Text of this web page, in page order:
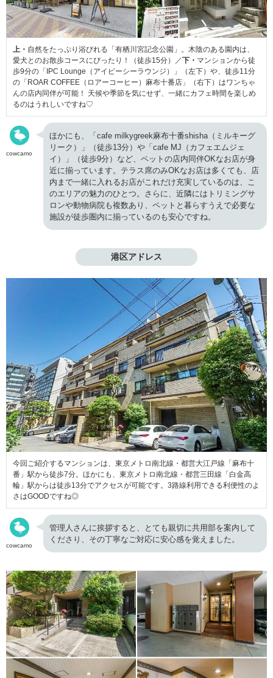
上・ 自然をたっぷり浴びれる「有栖川宮記念公園」。木陰のある園内は、
愛犬とのお散歩コースにぴったり！（徒歩15分）／下・ マンションから徒
歩9分の「IPC Lounge（アイピーシーラウンジ）」（左下）や、徒歩11分
の「ROAR COFFEE（ロアーコーヒー）麻布十番店」（右下）はワンちゃ
んの店内同伴が可能！ 天候や季節を気にせず、一緒にカフェ時間を楽しめ
るのはうれしいですね♡
cowcamo
ほかにも、「cafe milkygreek麻布十番shisha（ミルキーグ
リーク）」（徒歩13分）や「cafe MJ（カフェエムジェ
イ）」（徒歩9分）など、ペットの店内同伴OKなお店が身
近に揃っています。テラス席のみOKなお店は多くても、店
内まで一緒に入れるお店がこれだけ充実しているのは、こ
のエリアの魅力のひとつ。さらに、近隣にはトリミングサ
ロンや動物病院も複数あり、ペットと暮らすうえで必要な
施設が徒歩圏内に揃っているのも安心ですね。
港区アドレス
今回ご紹介するマンションは、東京メトロ南北線・都営大江戸線「麻布十
番」駅から徒歩7分。ほかにも、東京メトロ南北線・都営三田線「白金高
輪」駅からは徒歩13分でアクセスが可能です。3路線利用できる利便性のよ
さはGOODですね◎
cowcamo
管理人さんに挨拶すると、とても親切に共用部を案内して
くださり、その丁寧なご対応に安心感を覚えました。